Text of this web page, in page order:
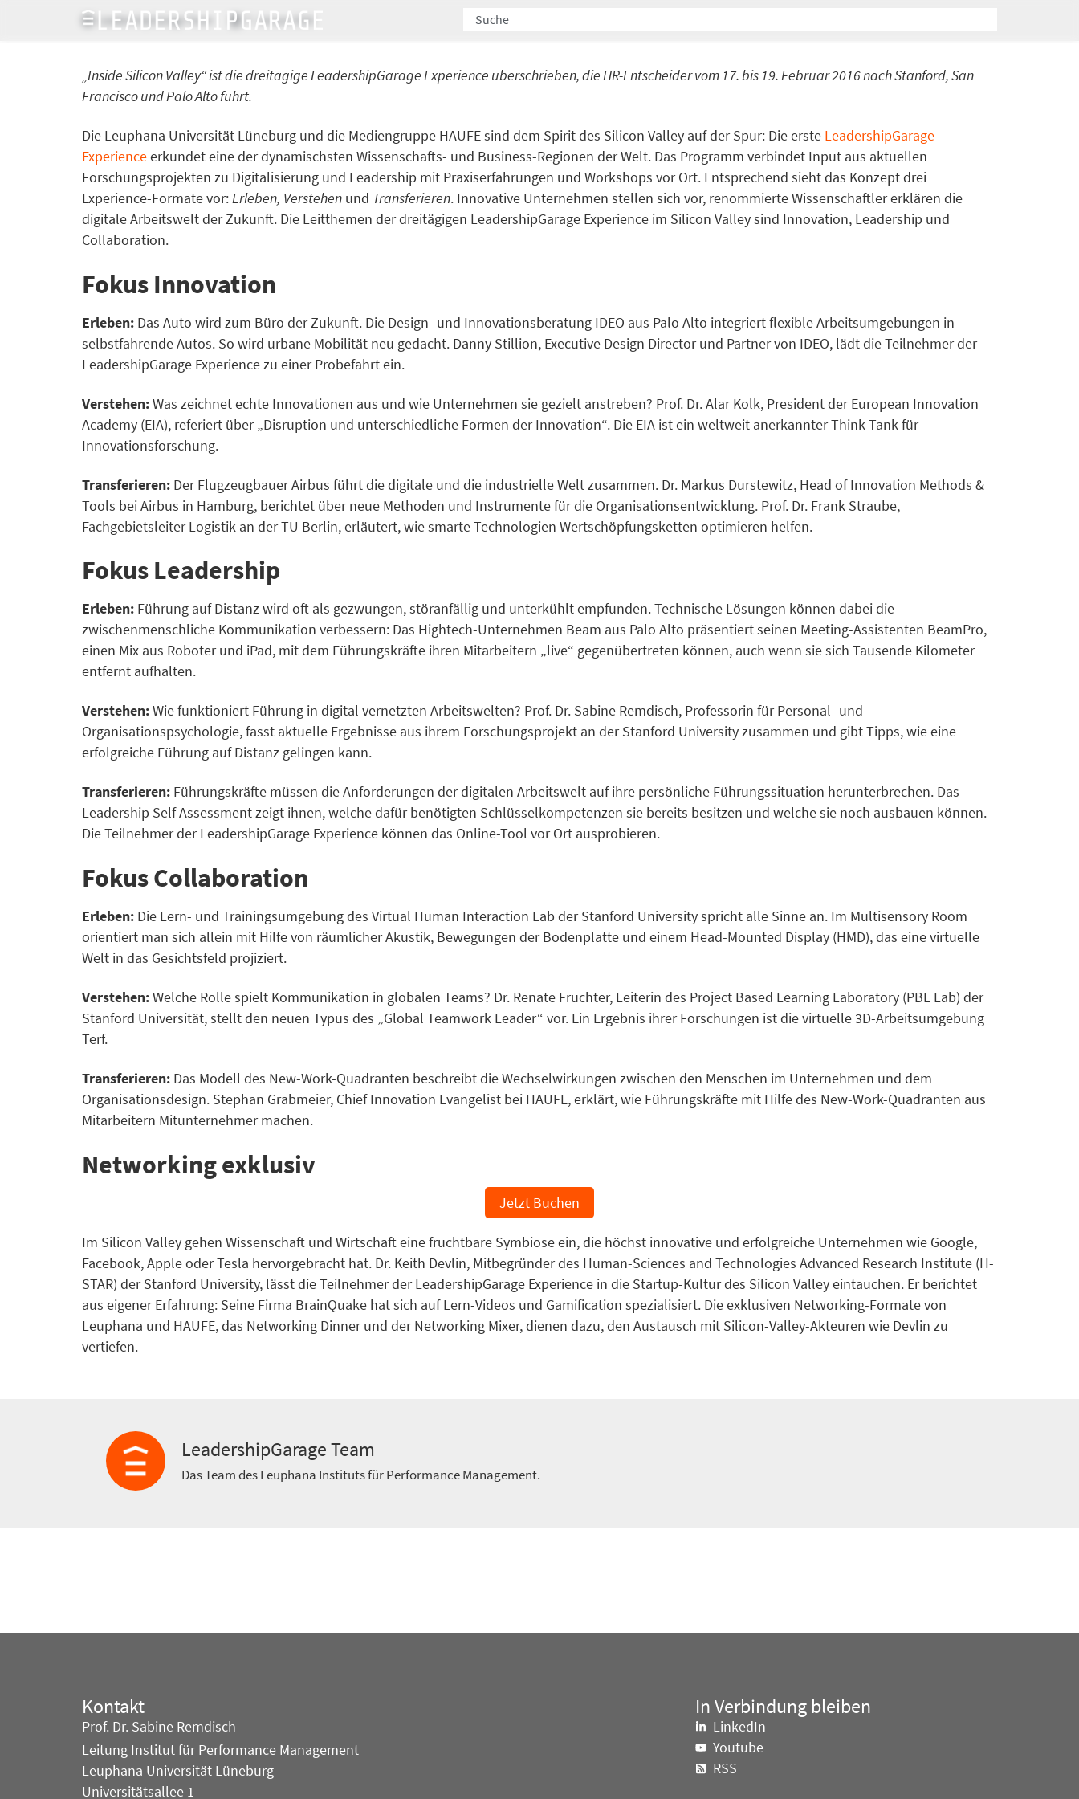
LeadershipGarage Team 7. Januar 2016
„Inside Silicon Valley“ ist die dreitägige LeadershipGarage Experience überschrieben, die HR-Entscheider vom 17. bis 19. Februar 2016 nach Stanford, San
Francisco und Palo Alto führt.
Die Leuphana Universität Lüneburg und die Mediengruppe HAUFE sind dem Spirit des Silicon Valley auf der Spur: Die erste LeadershipGarage
Experienceerkundet eine der dynamischsten Wissenschafts- und Business-Regionen der Welt. Das Programm verbindet Input aus aktuellen
Forschungsprojekten zu Digitalisierung und Leadership mit Praxiserfahrungen und Workshops vor Ort. Entsprechend sieht das Konzept drei
Experience-Formate vor:Erleben, Verstehen und Transferieren. Innovative Unternehmen stellen sich vor, renommierte Wissenschaftler erklären die
digitale Arbeitswelt der Zukunft. Die Leitthemen der dreitägigen LeadershipGarage Experience im Silicon Valley sind Innovation, Leadership und
Collaboration.
Fokus Innovation
Erleben: Das Auto wird zum Büro der Zukunft. Die Design- und Innovationsberatung IDEO aus Palo Alto integriert flexible Arbeitsumgebungen in
selbstfahrende Autos. So wird urbane Mobilität neu gedacht. Danny Stillion, Executive Design Director und Partner von IDEO, lädt die Teilnehmer der
LeadershipGarage Experience zu einer Probefahrt ein.
Verstehen:Was zeichnet echte Innovationen aus und wie Unternehmen sie gezielt anstreben? Prof. Dr. Alar Kolk, President der European Innovation
Academy (EIA), referiert über „Disruption und unterschiedliche Formen der Innovation“. Die EIA ist ein weltweit anerkannter Think Tank für
Innovationsforschung.
Transferieren: Der Flugzeugbauer Airbus führt die digitale und die industrielle Welt zusammen. Dr. Markus Durstewitz, Head of Innovation Methods &
Tools bei Airbus in Hamburg, berichtet über neue Methoden und Instrumente für die Organisationsentwicklung. Prof. Dr. Frank Straube,
Fachgebietsleiter Logistik an der TU Berlin, erläutert, wie smarte Technologien Wertschöpfungsketten optimieren helfen.
Fokus Leadership
Erleben: Führung auf Distanz wird oft als gezwungen, störanfällig und unterkühlt empfunden. Technische Lösungen können dabei die
zwischenmenschliche Kommunikation verbessern: Das Hightech-Unternehmen Beam aus Palo Alto präsentiert seinen Meeting-Assistenten BeamPro,
einen Mix aus Roboter und iPad, mit dem Führungskräfte ihren Mitarbeitern „live“ gegenübertreten können, auch wenn sie sich Tausende Kilometer
entfernt aufhalten.
Verstehen:Wie funktioniert Führung in digital vernetzten Arbeitswelten? Prof. Dr. Sabine Remdisch, Professorin für Personal- und
Organisationspsychologie, fasst aktuelle Ergebnisse aus ihrem Forschungsprojekt an der Stanford University zusammen und gibt Tipps, wie eine
erfolgreiche Führung auf Distanz gelingen kann.
Transferieren: Führungskräfte müssen die Anforderungen der digitalen Arbeitswelt auf ihre persönliche Führungssituation herunterbrechen. Das
Leadership Self Assessment zeigt ihnen, welche dafür benötigten Schlüsselkompetenzen sie bereits besitzen und welche sie noch ausbauen können.
Die Teilnehmer der LeadershipGarage Experience können das Online-Tool vor Ort ausprobieren.
Fokus Collaboration
Erleben: Die Lern- und Trainingsumgebung des Virtual Human Interaction Lab der Stanford University spricht alle Sinne an. Im Multisensory Room
orientiert man sich allein mit Hilfe von räumlicher Akustik, Bewegungen der Bodenplatte und einem Head-Mounted Display (HMD), das eine virtuelle
Welt in das Gesichtsfeld projiziert.
Verstehen:Welche Rolle spielt Kommunikation in globalen Teams? Dr. Renate Fruchter, Leiterin des Project Based Learning Laboratory (PBL Lab) der
Stanford Universität, stellt den neuen Typus des „Global Teamwork Leader“ vor. Ein Ergebnis ihrer Forschungen ist die virtuelle 3D-Arbeitsumgebung
Terf.
Transferieren: Das Modell des New-Work-Quadranten beschreibt die Wechselwirkungen zwischen den Menschen im Unternehmen und dem
Organisationsdesign. Stephan Grabmeier, Chief Innovation Evangelist bei HAUFE, erklärt, wie Führungskräfte mit Hilfe des New-Work-Quadranten aus
Mitarbeitern Mitunternehmer machen.
Networking exklusiv
Jetzt Buchen
Im Silicon Valley gehen Wissenschaft und Wirtschaft eine fruchtbare Symbiose ein, die höchst innovative und erfolgreiche Unternehmen wie Google,
Facebook, Apple oder Tesla hervorgebracht hat. Dr. Keith Devlin, Mitbegründer des Human-Sciences and Technologies Advanced Research Institute (H-
STAR) der Stanford University, lässt die Teilnehmer der LeadershipGarage Experience in die Startup-Kultur des Silicon Valley eintauchen. Er berichtet
aus eigener Erfahrung: Seine Firma BrainQuake hat sich auf Lern-Videos und Gamification spezialisiert. Die exklusiven Networking-Formate von
Leuphana und HAUFE, das Networking Dinner und der Networking Mixer, dienen dazu, den Austausch mit Silicon-Valley-Akteuren wie Devlin zu
vertiefen.
LeadershipGarage Team
Das Team des Leuphana Instituts für Performance Management.
Kontakt
Prof. Dr. Sabine Remdisch
Leitung Institut für Performance Management
Leuphana Universität Lüneburg
Universitätsallee 1
In Verbindung bleiben
LinkedIn
Youtube
RSS